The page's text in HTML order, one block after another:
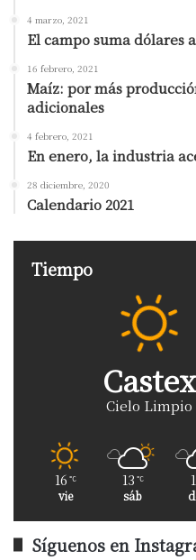
4 marzo, 2021
El campo suma dólares
16 febrero, 2021
Maíz: por más
adicionales
4 febrero, 2021
En enero, la industria
28 diciembre, 2020
Calendario 2021
Tiempo
Castex
Cielo Limpio
16 ℃
vie
13 ℃
sáb
Síguenos en